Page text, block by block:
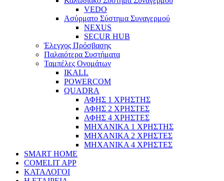
VEDO
Ασύρματο Σύστημα Συναγερμού
NEXUS
SECUR HUB
Έλεγχος Πρόσβασης
Παλαιότερα Συστήματα
Ταμπέλες Ονομάτων
IKALL
POWERCOM
QUADRA
ΑΦΗΣ 1 ΧΡΗΣΤΗΣ
ΑΦΗΣ 2 ΧΡΗΣΤΕΣ
ΑΦΗΣ 4 ΧΡΗΣΤΕΣ
ΜΗΧΑΝΙΚΑ 1 ΧΡΗΣΤΗΣ
ΜΗΧΑΝΙΚΑ 2 ΧΡΗΣΤΕΣ
ΜΗΧΑΝΙΚΑ 4 ΧΡΗΣΤΕΣ
SMART HOME
COMELIT APP
ΚΑΤΑΛΟΓΟΙ